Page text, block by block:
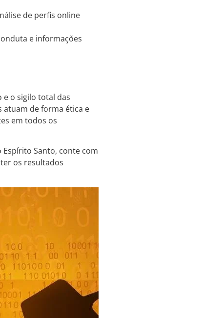
de perfis online
e informações
e o sigilo total das
atuam de forma ética e
em todos os
Santo, conte com
os resultados